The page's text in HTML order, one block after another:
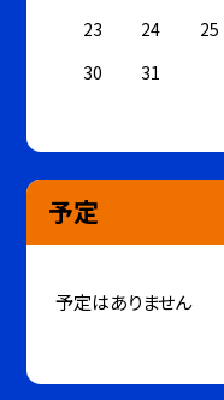
23
24 25
30
31
予定
予定はありません